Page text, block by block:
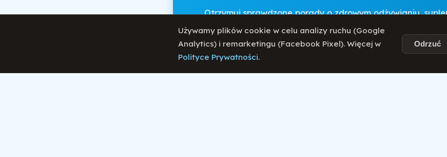
Otrzymuj sprawdzone porady o zdrowym odżywianiu,
walce z chorobami autoimmunologicznymi.
Używamy plików cookie w celu analizy ruchu (Google
Analytics) i remarketingu (Facebook Pixel). Więcej w
Polityce Prywatności.
Odrzuć